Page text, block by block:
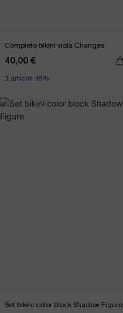
Completo bikini viola Changes
40,00 €
3 articoli -15%
Set bikini color block Shadow Figure